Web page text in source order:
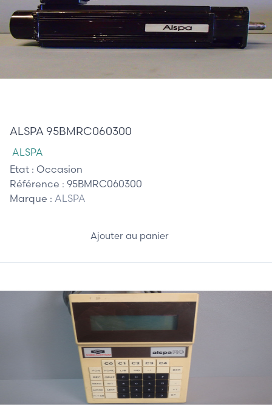
ALSPA 95BMRC060300
ALSPA
Etat : Occasion
Référence : 95BMRC060300
Marque : ALSPA
Ajouter au panier